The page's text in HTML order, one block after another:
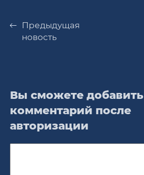
Предыдущая
новость
Вы сможете добавить
комментарий после
авторизации